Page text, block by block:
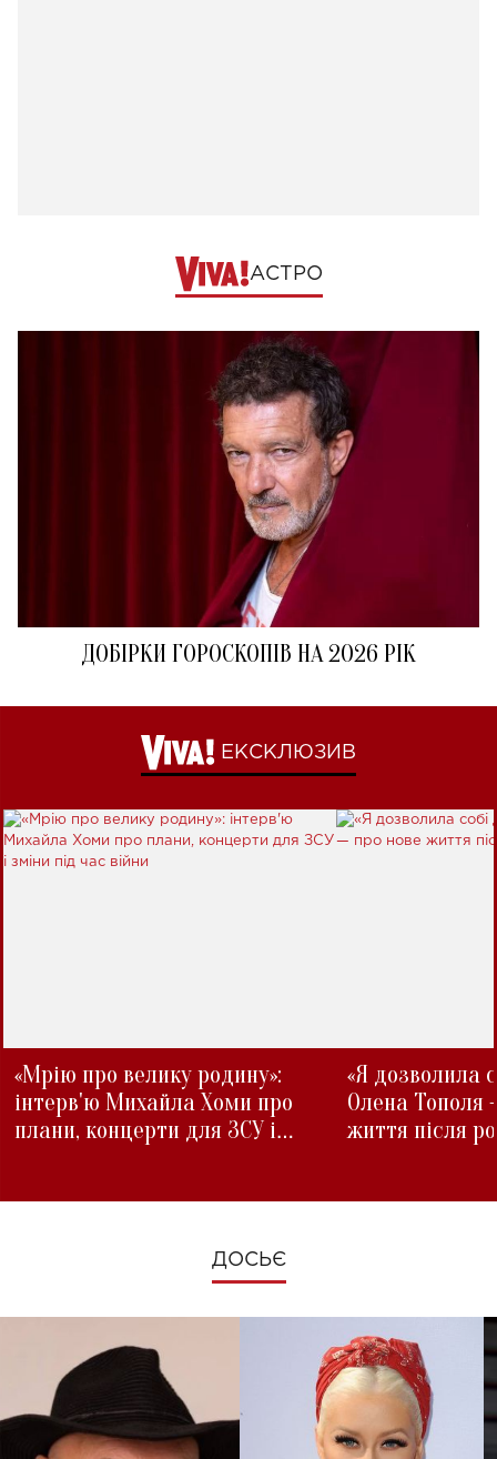
АСТРО
ДОБІРКИ ГОРОСКОПІВ НА 2026 РІК
ЕКСКЛЮЗИВ
«Мрію про велику родину»:
інтерв'ю Михайла Хоми про
плани, концерти для ЗСУ і
«Я дозволила
Олена Тополя
життя після
ДОСЬЄ